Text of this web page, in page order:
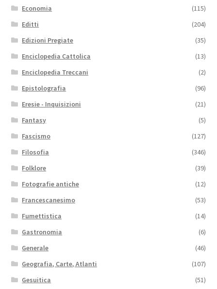
Economia
(115)
Editti
(204)
Edizioni Pregiate
(35)
Enciclopedia Cattolica
(13)
Enciclopedia Treccani
(2)
Epistolografia
(96)
Eresie - Inquisizioni
(21)
Fantasy
(5)
Fascismo
(127)
Filosofia
(346)
Folklore
(39)
Fotografie antiche
(12)
Francescanesimo
(53)
Fumettistica
(14)
Gastronomia
(6)
Generale
(46)
Geografia, Carte, Atlanti
(107)
Gesuitica
(51)